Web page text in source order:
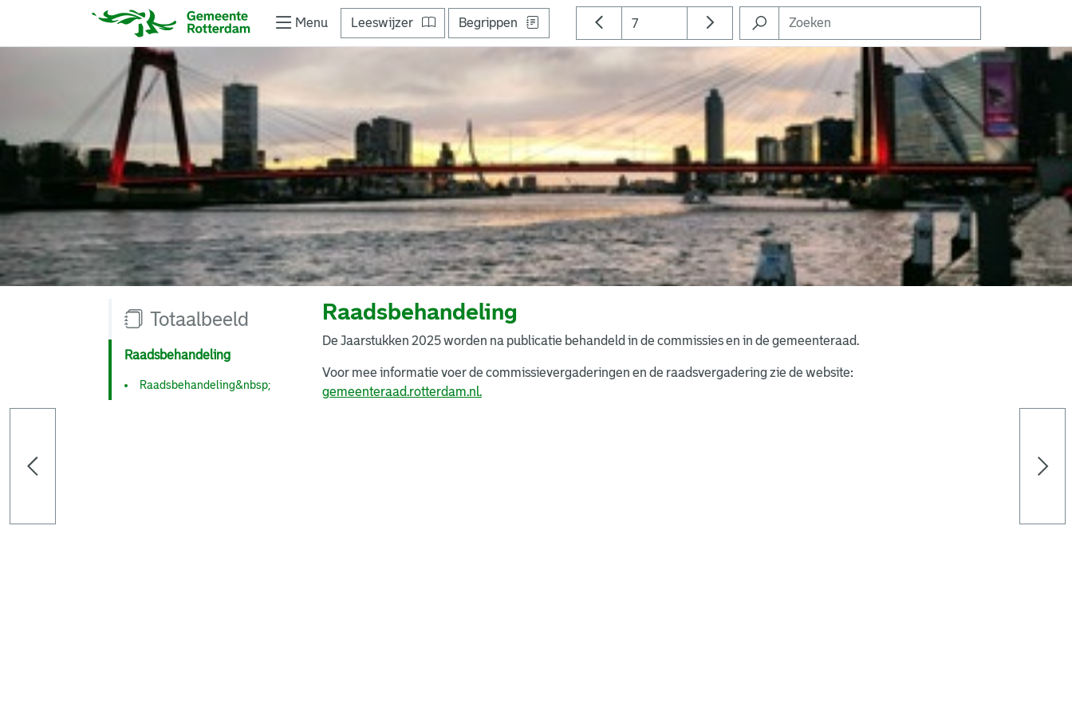
Menu Leeswijzer Begrippen
Totaalbeeld
Raadsbehandeling
Raadsbehandeling&nbsp;
Raadsbehandeling
De Jaarstukken 2025 worden na publicatie behandeld in de commissies en in de gemeenteraad.
Voor mee informatie voer de commissievergaderingen en de raadsvergadering zie de website:
gemeenteraad.rotterdam.nl.